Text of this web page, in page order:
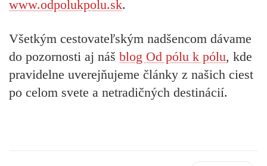
www.odpolukpolu.sk.
Všetkým cestovateľským nadšencom dávame
do pozornosti aj náš blog Od pólu k pólu, kde
pravidelne uverejňujeme články z našich ciest
po celom svete a netradičných destinácií.